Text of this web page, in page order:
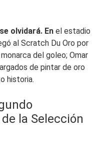
olvidará. En el estadio
al Scratch Du Oro por
del goleo; Omar
de pintar de oro
historia.
la Selección